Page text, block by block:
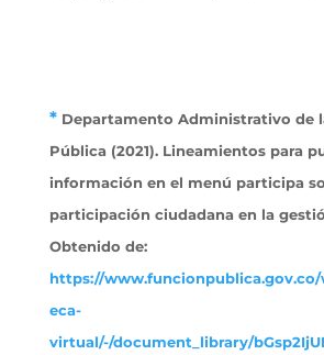
*Departamento Administrativo de
Pública (2021). Lineamientos para
información en el menú participa
participación ciudadana en la
Obtenido de:
https://
eca-
virtual/-/document_library/